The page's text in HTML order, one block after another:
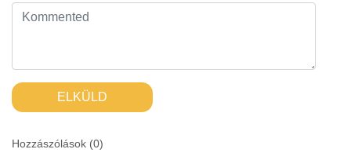
ELKÜLD
Hozzászólások (0)